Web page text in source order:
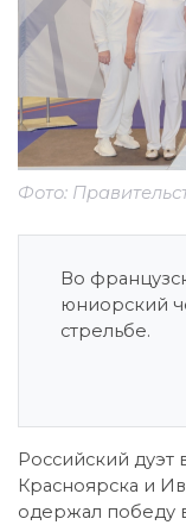
Фото:
Во
юниорский
стрельбе.
Российский
Красноярска и
одержал победу